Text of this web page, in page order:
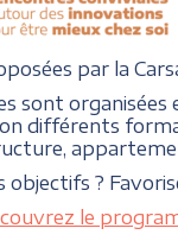
par la
sont
différents
objectifs ?
le